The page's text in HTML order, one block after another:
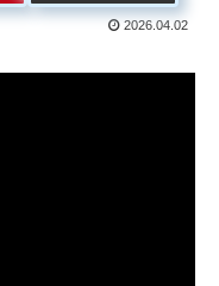
2026.04.02